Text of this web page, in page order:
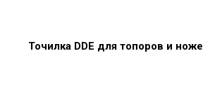
Точилка DDE для топоров и